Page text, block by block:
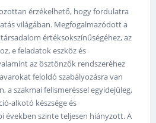
érzékelhető, hogy fordulatra
világában. Megfogalmazódott a
értéksokszínűségéhez, az
e feladatok eszköz és
az ösztönzők rendszeréhez
feloldó szabályozásra van
a szakmai felismeréssel egyidejűleg,
alkotó készsége és
években szinte teljesen hiányzott. A